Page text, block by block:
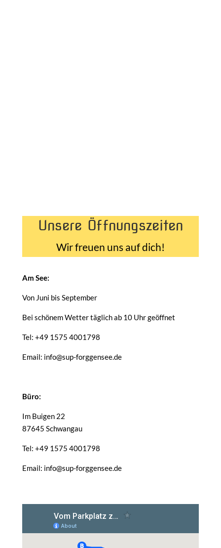
Unsere Öffnungszeiten
Wir freuen uns auf dich!
Am See:
Von Juni bis September
Bei schönem Wetter täglich ab 10 Uhr geöffnet
Tel: +49 1575 4001798
Email: info@sup-forggensee.de
Büro:
Im Buigen 22
87645 Schwangau
Tel: +49 1575 4001798
Email: info@sup-forggensee.de